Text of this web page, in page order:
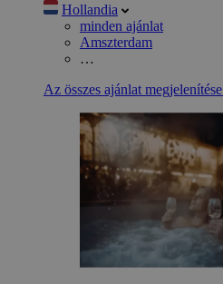
Hollandia
minden ajánlat
Amszterdam
…
Az összes ajánlat megjelenítése